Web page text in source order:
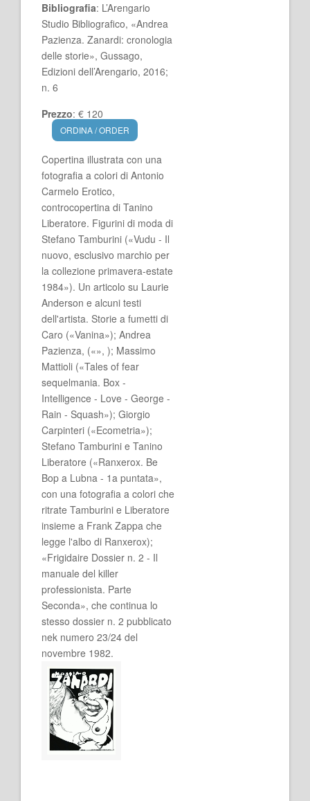
Bibliografia: L’Arengario
Studio Bibliografico, «Andrea
Pazienza. Zanardi: cronologia
delle storie», Gussago,
Edizioni dell’Arengario, 2016;
n. 6
Prezzo: € 120
ORDINA / ORDER
Copertina illustrata con una
fotografia a colori di Antonio
Carmelo Erotico,
controcopertina di Tanino
Liberatore. Figurini di moda di
Stefano Tamburini («Vudu - Il
nuovo, esclusivo marchio per
la collezione primavera-estate
1984»). Un articolo su Laurie
Anderson e alcuni testi
dell'artista. Storie a fumetti di
Caro («Vanina»); Andrea
Pazienza, («», ); Massimo
Mattioli («Tales of fear
sequelmania. Box -
Intelligence - Love - George -
Rain - Squash»); Giorgio
Carpinteri («Ecometria»);
Stefano Tamburini e Tanino
Liberatore («Ranxerox. Be
Bop a Lubna - 1a puntata»,
con una fotografia a colori che
ritrate Tamburini e Liberatore
insieme a Frank Zappa che
legge l'albo di Ranxerox);
«Frigidaire Dossier n. 2 - Il
manuale del killer
professionista. Parte
Seconda», che continua lo
stesso dossier n. 2 pubblicato
nek numero 23/24 del
novembre 1982.